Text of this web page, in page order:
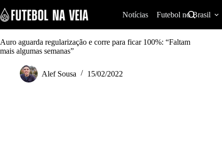
k
i
p
o
Notícias Futebol no Brasil
Auro aguarda regularização e corre para ficar 100%: “Faltam
mais algumas semanas”
Alef Sousa 15/02/2022